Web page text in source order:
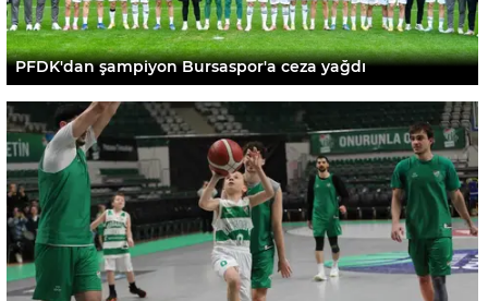
PFDK'dan şampiyon Bursaspor'a ceza yağdı